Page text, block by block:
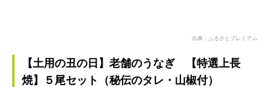
出典：ふるさとプレミアム
【土用の丑の日】老舗のうなぎ 【特選上長
焼】５尾セット（秘伝のタレ・山椒付）